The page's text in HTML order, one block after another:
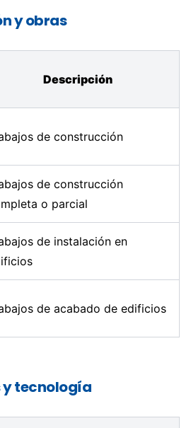
y obras
Descripción
de construcción
de construcción
o parcial
de instalación en
de acabado de edificios
y tecnología